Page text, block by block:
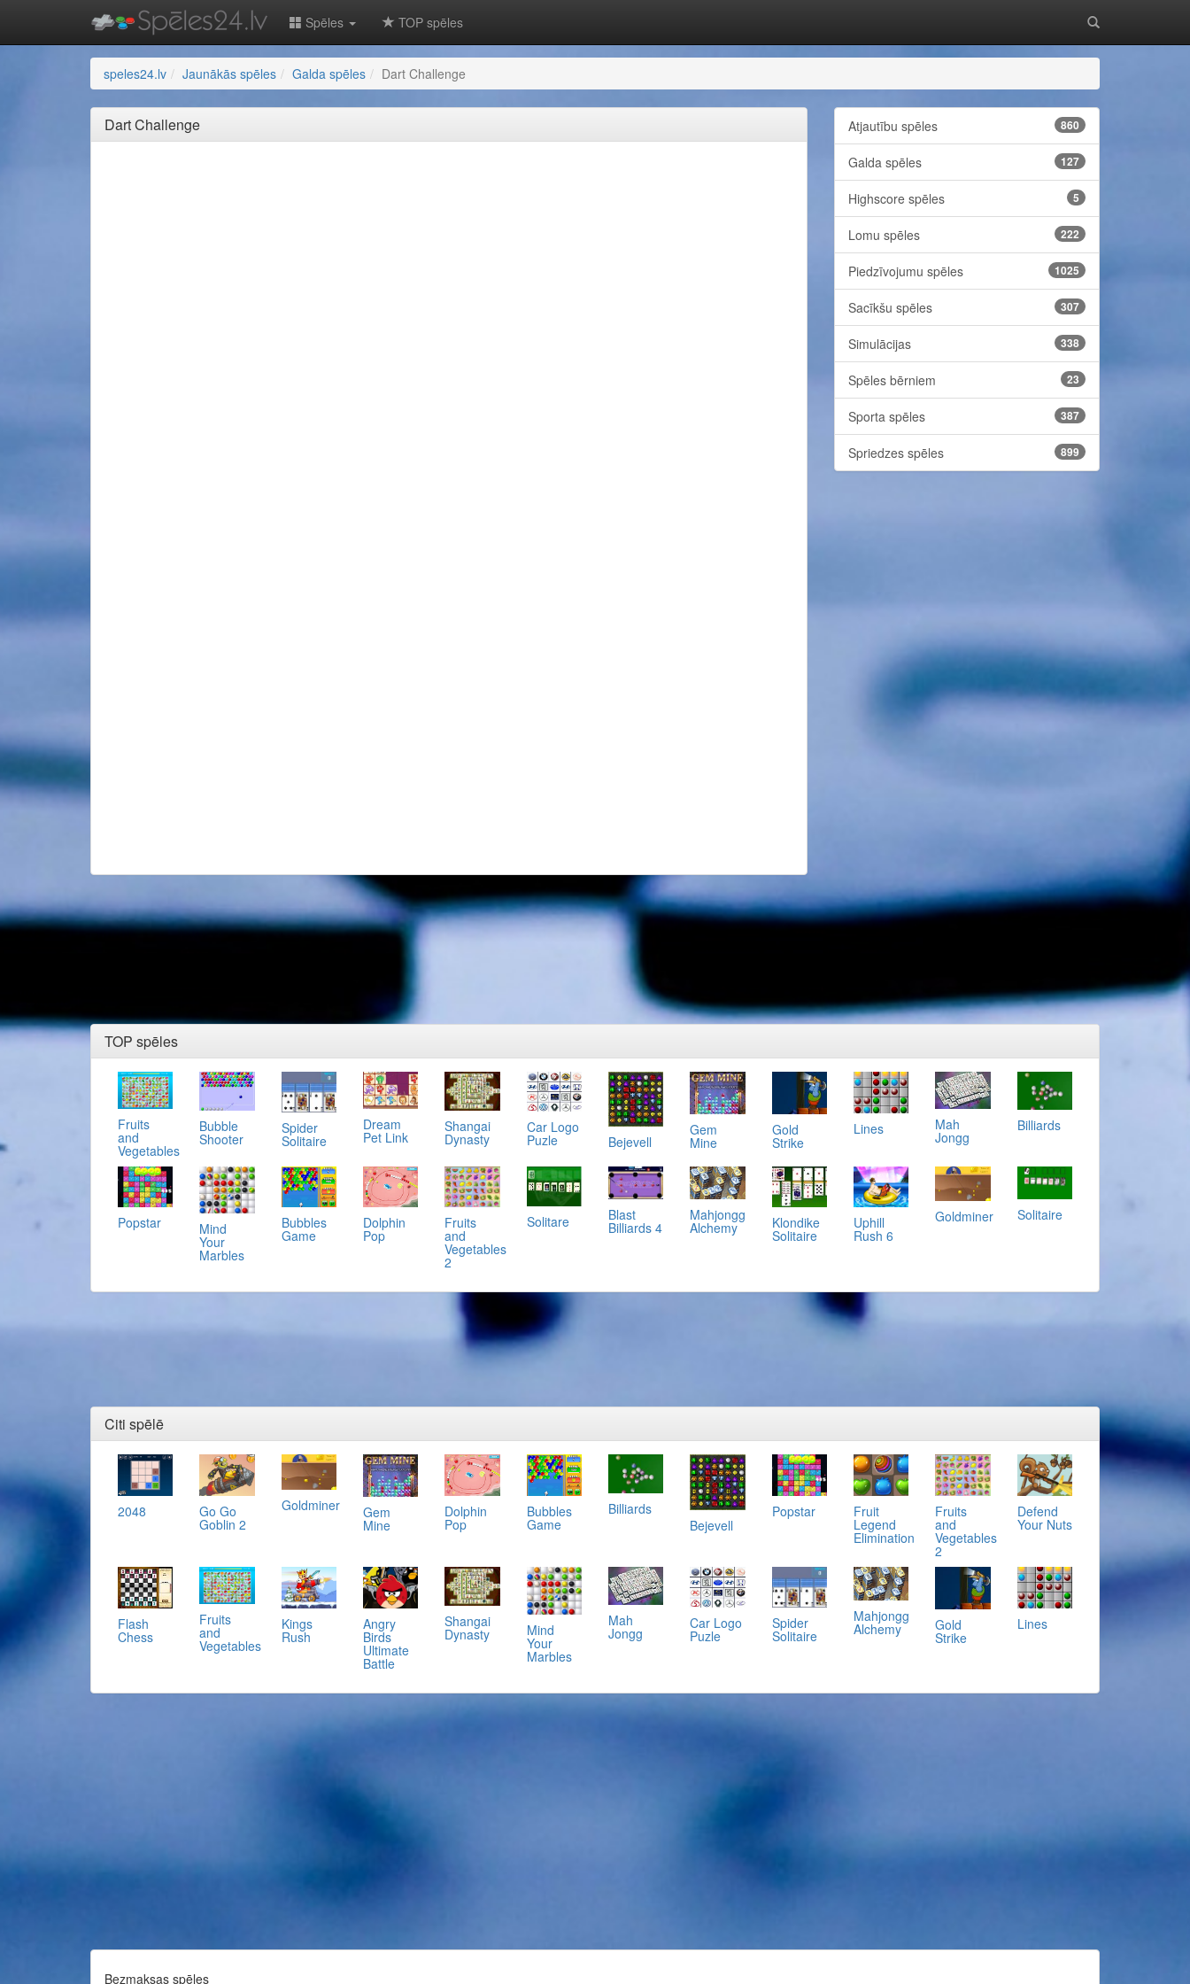
Spēles TOP spēles
speles24.lv Jaunākās spēles Galda spēles Dart Challenge
Dart Challenge Atjautību spēles 860
Galda spēles 127
Highscore spēles 5
Lomu spēles 222
Piedzīvojumu spēles 1025
Sacīkšu spēles 307
Simulācijas 338
Spēles bērniem 23
Sporta spēles 387
Spriedzes spēles 899
TOP spēles
Fruits
and
Vegetables
Bubble
Shooter
Spider
Solitaire
Dream
Pet Link
Shangai
Dynasty
Car Logo
Puzle Bejevell
Gem
Mine
Gold
Strike
Lines Mah
Jongg
Billiards
Popstar Mind
Your
Marbles
Bubbles
Game
Dolphin
Pop
Fruits
and
Vegetables
2
Solitare Blast
Billiards 4
Mahjongg
Alchemy Klondike
Solitaire
Uphill
Rush 6
Goldminer Solitaire
Citi spēlē
2048 Go Go
Goblin 2
Goldminer Gem
Mine
Dolphin
Pop
Bubbles
Game
Billiards
Bejevell
Popstar Fruit
Legend
Elimination
Fruits
and
Vegetables
2
Defend
Your Nuts
Flash
Chess
Fruits
and
Vegetables
Kings
Rush
Angry
Birds
Ultimate
Battle
Shangai
Dynasty Mind
Your
Marbles
Mah
Jongg
Car Logo
Puzle
Spider
Solitaire
Mahjongg
Alchemy Gold
Strike
Lines
Bezmaksas spēles